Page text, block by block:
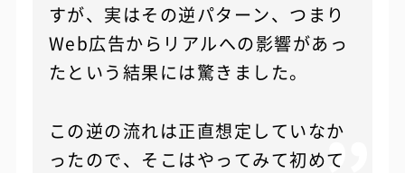
すが、実はその逆パターン、つまり
Web広告からリアルへの影響があっ
たという結果には驚きました。
この逆の流れは正直想定していなか
ったので、そこはやってみて初めて